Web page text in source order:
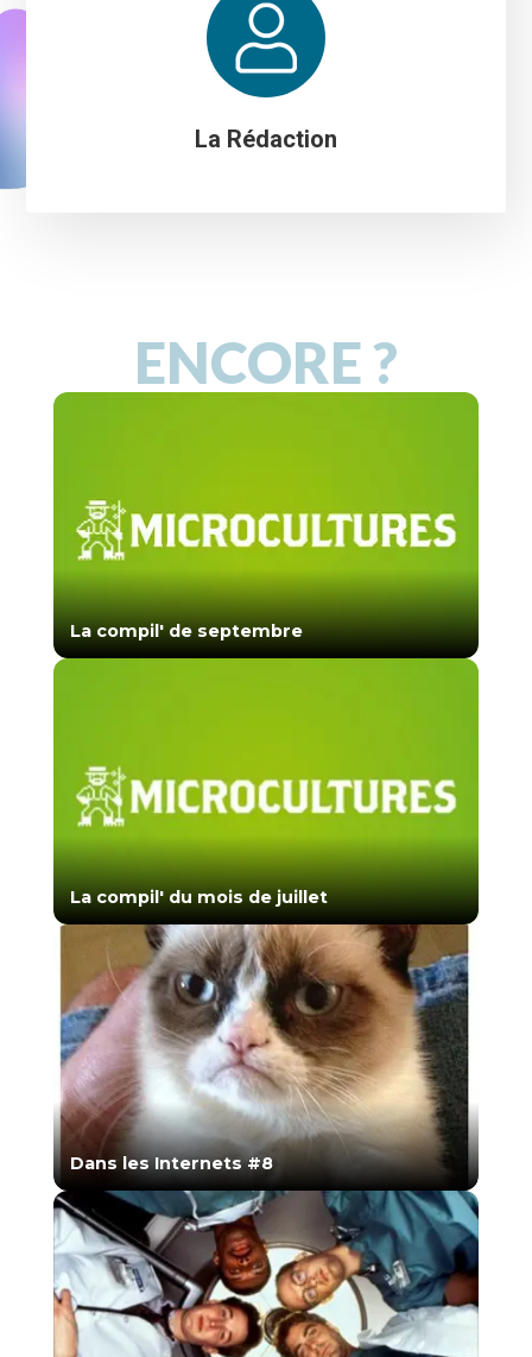
La Rédaction
ENCORE ?
La compil' de septembre
La compil' du mois de juillet
Dans les Internets #8